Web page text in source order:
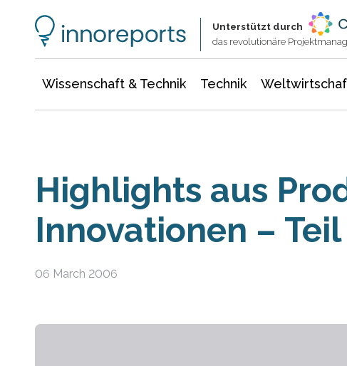
Unterstützt durch
das revolutionäre
Wissenschaft & Technik Technik
Highlights aus
Innovationen – Teil
06 March 2006